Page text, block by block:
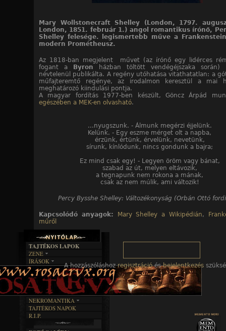
Mary Wollstonecraft Shelley (London, 1797.
London, 1851. február 1.) angol romantikus írónő,
Shelley felesége. legismertebb műve a
modern Prométheusz.
Az 1818-ban megjelent művet (az írónő egy lidérces
fogant a
Byron házban töltött vendégéjszaka során)
névtelenül publikálta. A regény utóhatása vitathatatlan: a
műfajteremtő regénye, az irodalmon keresztül a mai
meghatározó kiindulási pontja.
A magyar fordítás 1977-ben készült, Göncz Árpád
egészében a MEK-en olvasható.
...nyugszunk. - Álmunk megérzi éjjelünk.
Kelünk. - Egy eszme mérget olt a napba,
érzünk, értünk, érvelünk, nevetünk,
sírunk, kínlódunk, nincs gondunk a bajra;
Ez mind csak egy! - Legyen öröm vagy bánat,
szabad az út, melyen eltávozik,
a tegnapunk nem rokona a mának,
csak az nem múlik, ami változik!
Percy Bysshe Shelley: Változékonyság (Orbán Ottó
Kapcsolódó anyagok: Mary Shelley a Wikipédián,
műről
A hozzászóláshozregisztrációésbejelentkezés
TAJTÉKOS LAPOK
ZENE
EGYÜTTESEK
INTERJÚK
FORDÍTÁSOK
DALSZÖVEGEK
ÍRÁSOK
IRODALOM
FILM
MŰVÉSZET
ÍRÁSTÖRTÉNET
BOSZORKÁNYKONYHA
FEKETE HUMOR
KÉPES
SZÖVEGES
RENDEZVÉNYEK
NEKROMANTIKA
AKTUÁLIS
A MÚLT
TAJTÉKOS NAPOK
R.I.P.